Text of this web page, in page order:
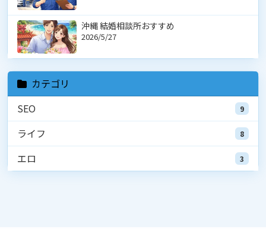
沖縄 結婚相談所おすすめ
2026/5/27
カテゴリ
SEO
9
ライフ 8
エロ 3